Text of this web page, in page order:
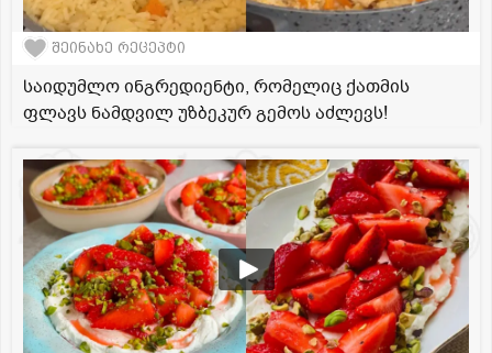
შეინახე რეცეპტი
საიდუმლო ინგრედიენტი, რომელიც ქათმის
ფლავს ნამდვილ უზბეკურ გემოს აძლევს!